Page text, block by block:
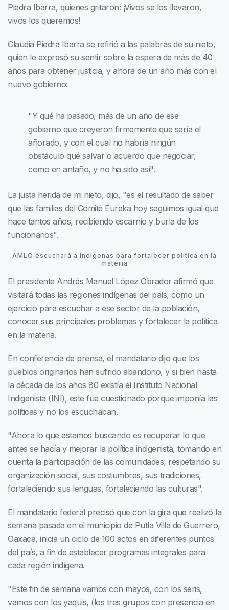
Piedra Ibarra, quienes gritaron: ¡Vivos se los llevaron,
vivos los queremos!
Claudia Piedra Ibarra se refirió a las palabras de su nieto,
quien le expresó su sentir sobre la espera de más de 40
años para obtener justicia, y ahora de un año más con el
nuevo gobierno:
"Y qué ha pasado, más de un año de ese
gobierno que creyeron firmemente que sería el
añorado, y con el cual no habría ningún
obstáculo qué salvar o acuerdo que negociar,
como en antaño, y no ha sido así".
La justa herida de mi nieto, dijo, "es el resultado de saber
que las familias del Comité Eureka hoy seguimos igual que
hace tantos años, recibiendo escarnio y burla de los
funcionarios".
AMLO escuchará a indígenas para fortalecer política en la
materia
El presidente Andrés Manuel López Obrador afirmó que
visitará todas las regiones indígenas del país, como un
ejercicio para escuchar a ese sector de la población,
conocer sus principales problemas y fortalecer la política
en la materia.
En conferencia de prensa, el mandatario dijo que los
pueblos originarios han sufrido abandono, y si bien hasta
la década de los años 80 existía el Instituto Nacional
Indigenista (INI), este fue cuestionado porque imponía las
políticas y no los escuchaban.
"Ahora lo que estamos buscando es recuperar lo que
antes se hacía y mejorar la política indigenista, tomando en
cuenta la participación de las comunidades, respetando su
organización social, sus costumbres, sus tradiciones,
fortaleciendo sus lenguas, fortaleciendo las culturas".
El mandatario federal precisó que con la gira que realizó la
semana pasada en el municipio de Putla Villa de Guerrero,
Oaxaca, inicia un ciclo de 100 actos en diferentes puntos
del país, a fin de establecer programas integrales para
cada región indígena.
"Este fin de semana vamos con mayos, con los seris,
vamos con los yaquis, (los tres grupos con presencia en